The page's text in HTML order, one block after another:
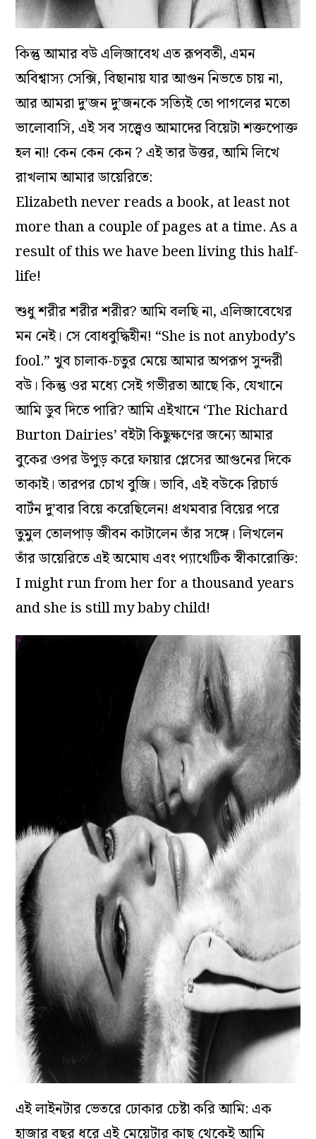
কিন্তু আমার বউ এলিজাবেথ এত রূপবতী, এমন
অবিশ্বাস্য সেক্সি, বিছানায় যার আগুন নিভতে চায় না,
আর আমরা দু’জন দু’জনকে সত্যিই তো পাগলের মতো
ভালোবাসি, এই সব সত্ত্বেও আমাদের বিয়েটা শক্তপোক্ত
হল না! কেন কেন কেন ? এই তার উত্তর, আমি লিখে
রাখলাম আমার ডায়েরিতে:
Elizabeth never reads a book, at least not
more than a couple of pages at a time. As a
result of this we have been living this half-
life!
শুধু শরীর শরীর শরীর? আমি বলছি না, এলিজাবেথের
মন নেই। সে বোধবুদ্ধিহীন! “She is not anybody’s
fool.” খুব চালাক-চতুর মেয়ে আমার অপরূপ সুন্দরী
বউ। কিন্তু ওর মধ্যে সেই গভীরতা আছে কি, যেখানে
আমি ডুব দিতে পারি? আমি এইখানে ‘The Richard
Burton Dairies’ বইটা কিছুক্ষণের জন্যে আমার
বুকের ওপর উপুড় করে ফায়ার প্লেসের আগুনের দিকে
তাকাই। তারপর চোখ বুজি। ভাবি, এই বউকে রিচার্ড
বার্টন দু’বার বিয়ে করেছিলেন! প্রথমবার বিয়ের পরে
তুমুল তোলপাড় জীবন কাটালেন তাঁর সঙ্গে। লিখলেন
তাঁর ডায়েরিতে এই অমোঘ এবং প্যাথেটিক স্বীকারোক্তি:
I might run from her for a thousand years
and she is still my baby child!
এই লাইনটার ভেতরে ঢোকার চেষ্টা করি আমি: এক
হাজার বছর ধরে এই মেয়েটার কাছ থেকেই আমি